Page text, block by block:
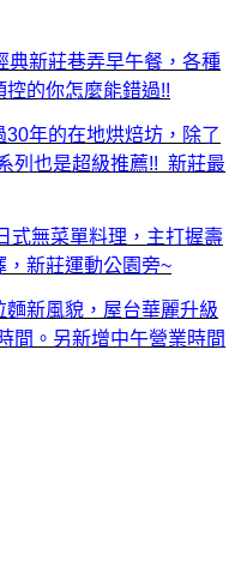
典新莊巷弄早午餐，各種
的你怎麼能錯過!!
年的在地烘焙坊，除了
列也是超級推薦!! 新莊最
式無菜單料理，主打握壽
新莊運動公園旁~
新風貌，屋台華麗升級
間。另新增中午營業時間